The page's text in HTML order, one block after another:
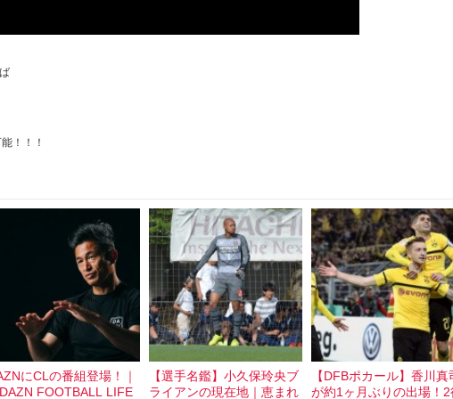
！！！
にCLの番組登場！｜
FOOTBALL LIFE
【選手名鑑】小久保玲央ブ
ライアンの現在地｜恵まれ
【DFBポカール】香川真
が約1ヶ月ぶりの出場！2